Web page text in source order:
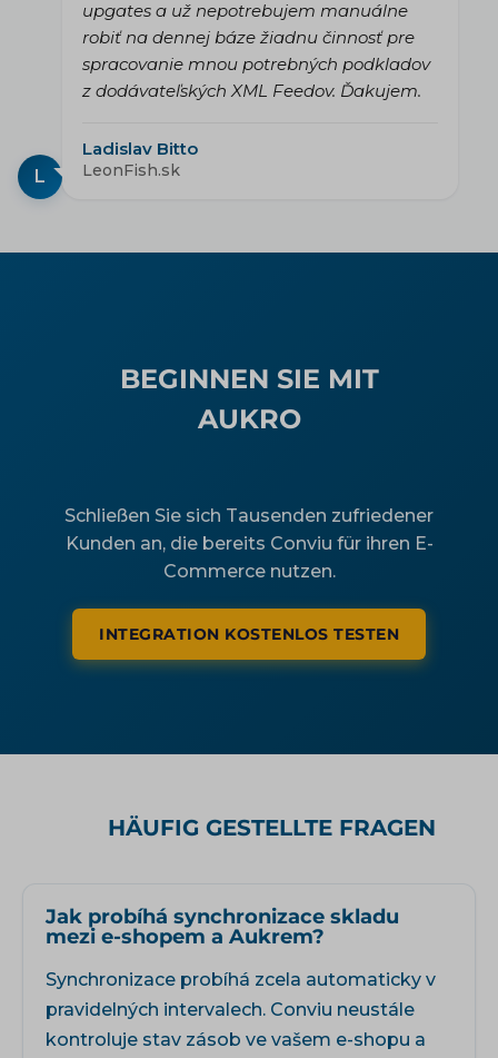
L
upgates a už nepotrebujem manuálne
robiť na dennej báze žiadnu činnosť pre
spracovanie mnou potrebných podkladov
z dodávateľských XML Feedov. Ďakujem.
Ladislav Bitto
LeonFish.sk
BEGINNEN SIE MIT
AUKRO
Schließen Sie sich Tausenden zufriedener
Kunden an, die bereits Conviu für ihren E-
Commerce nutzen.
INTEGRATION KOSTENLOS TESTEN
HÄUFIG GESTELLTE FRAGEN
Jak probíhá synchronizace skladu
mezi e-shopem a Aukrem?
Synchronizace probíhá zcela automaticky v
pravidelných intervalech. Conviu neustále
kontroluje stav zásob ve vašem e-shopu a